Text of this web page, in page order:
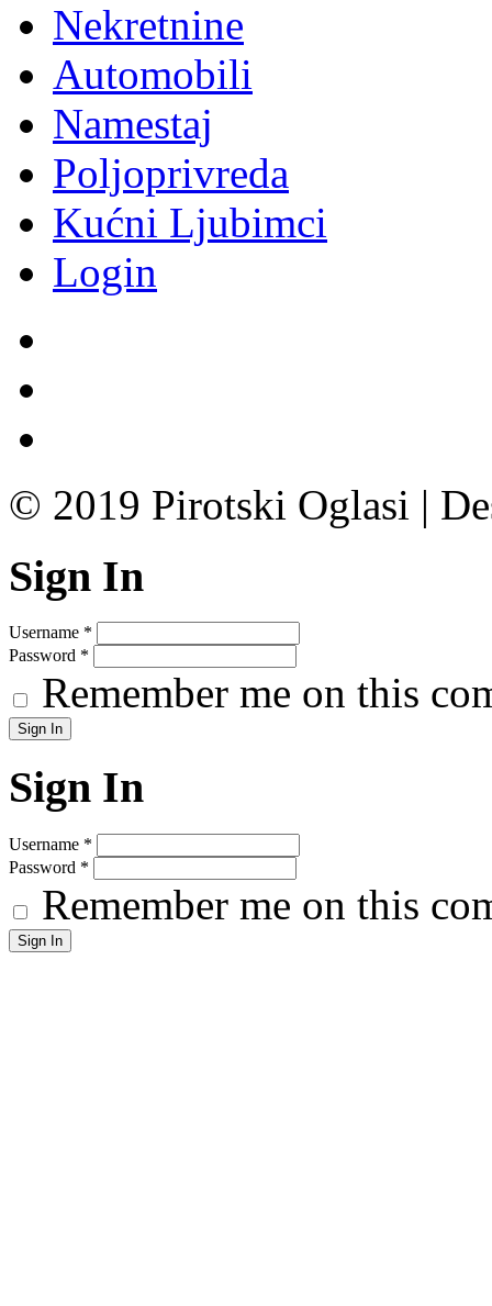
Nekretnine
Automobili
Namestaj
Poljoprivreda
Kućni Ljubimci
Login
© 2019 Pirotski Oglasi |
Sign In
Username *
Password *
Remember me on this
Sign In
Username *
Password *
Remember me on this